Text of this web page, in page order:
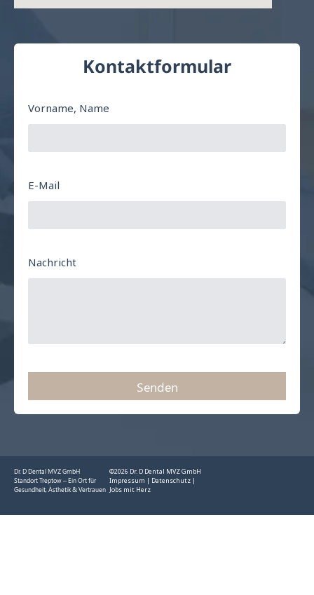
Kontaktformular
Vorname, Name
E-Mail
Nachricht
Senden
Alternative:
Dr. D Dental MVZ GmbH
Standort Treptow – Ein Ort für
Gesundheit, Ästhetik & Vertrauen
©2026 Dr. D Dental MVZ GmbH
Impressum | Datenschutz |
Jobs mit Herz